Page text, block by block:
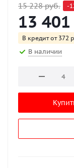
15 228руб. -
13 401
В кредит от 372
В наличии